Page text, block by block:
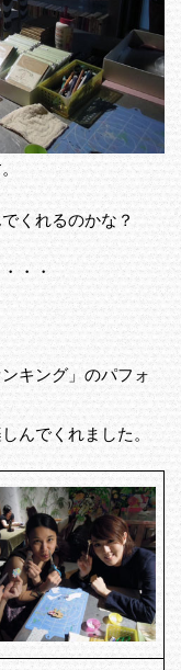
くれるのかな？
・・
キング」のパフォ
んでくれました。